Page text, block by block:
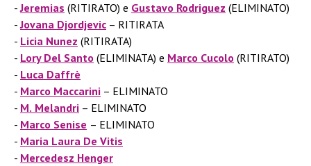
Jeremias (RITIRATO) e Gustavo Rodriguez (ELIMINATO)
Jovana Djordjevic – RITIRATA
Licia Nunez (RITIRATA)
Lory Del Santo (ELIMINATA) e Marco Cucolo (RITIRATO)
Luca Daffrè
Marco Maccarini – ELIMINATO
M. Melandri – ELIMINATO
Marco Senise – ELIMINATO
Maria Laura De Vitis
Mercedesz Henger